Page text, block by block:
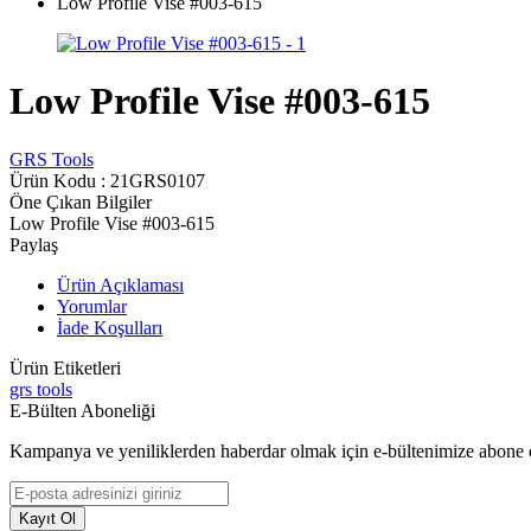
Low Profile Vise #003-615
GRS Tools
Ürün Kodu : 21GRS0107
Öne Çıkan Bilgiler
Low Profile Vise #003-615
Paylaş
Ürün Açıklaması
Yorumlar
İade Koşulları
Ürün Etiketleri
grs tools
E-Bülten Aboneliği
Kampanya ve yeniliklerden haberdar olmak için e-bültenimize abone
Kayıt Ol